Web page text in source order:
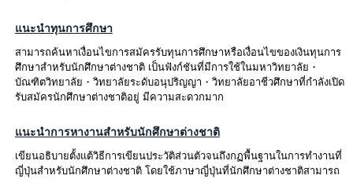
แนะนำทุนการศึกษา
สามารถค้นหาเงื่อนไขการสมัครรับทุนการศึกษาหรือเงื่อนไขของเงินทุนการ
ศึกษาสำหรับนักศึกษาต่างชาติ เป็นฟังก์ชันที่มีการใช้ในมหาวิทยาลัย・
บัณฑิตวิทยาลัย・วิทยาลัยระดับอนุปริญญา・วิทยาลัยอาชีวศึกษาที่กำลังเปิด
รับสมัครนักศึกษาต่างชาติอยู่ มีความสะดวกมาก
แนะนำการหางานสำหรับนักศึกษาต่างชาติ
เขียนอธิบายตั้งแต้วิธีการเขียนประวัติส่วนตัวจนถึงกฏพื้นฐานในการทำงานที่
ญี่ปุ่นสำหรับนักศึกษาต่างชาติ โดยใช้ภาษาญี่ปุ่นที่นักศึกษาต่างชาติสามารถ